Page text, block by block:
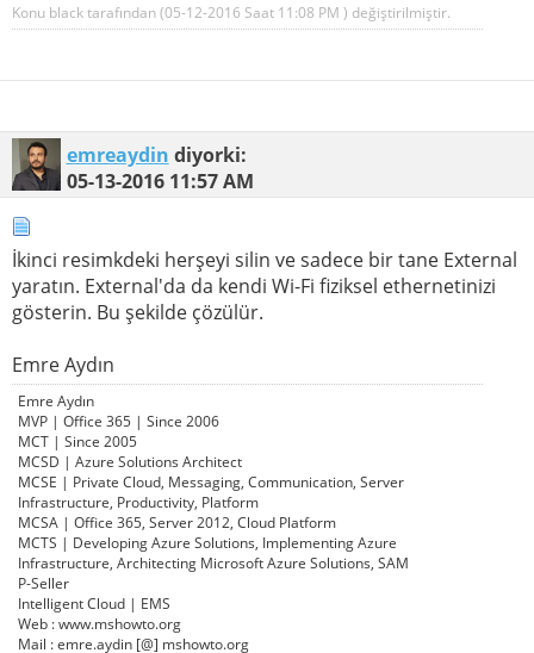
Konu black tarafından (05-12-2016 Saat 11:08 PM ) değiştirilmiştir.
emreaydin diyorki:
05-13-2016 11:57 AM
İkinci resimkdeki herşeyi silin ve sadece bir tane External
yaratın. External'da da kendi Wi-Fi fiziksel ethernetinizi
gösterin. Bu şekilde çözülür.
Emre Aydın
Emre Aydın
MVP | Office 365 | Since 2006
MCT | Since 2005
MCSD | Azure Solutions Architect
MCSE | Private Cloud, Messaging, Communication, Server
Infrastructure, Productivity, Platform
MCSA | Office 365, Server 2012, Cloud Platform
MCTS | Developing Azure Solutions, Implementing Azure
Infrastructure, Architecting Microsoft Azure Solutions, SAM
P-Seller
Intelligent Cloud | EMS
Web : www.mshowto.org
Mail : emre.aydin [@] mshowto.org